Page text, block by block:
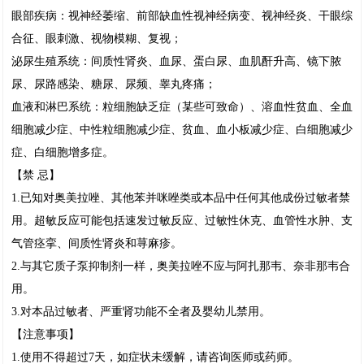
眼部疾病：视神经萎缩、前部缺血性视神经病变、视神经炎、干眼综
合征、眼刺激、视物模糊、复视；
泌尿生殖系统：间质性肾炎、血尿、蛋白尿、血肌酐升高、镜下脓
尿、尿路感染、糖尿、尿频、睾丸疼痛；
血液和淋巴系统：粒细胞缺乏症（某些可致命）、溶血性贫血、全血
细胞减少症、中性粒细胞减少症、贫血、血小板减少症、白细胞减少
症、白细胞增多症。
【禁 忌】
1.已知对奥美拉唑、其他苯并咪唑类或本品中任何其他成份过敏者禁
用。超敏反应可能包括速发过敏反应、过敏性休克、血管性水肿、支
气管痉挛、间质性肾炎和荨麻疹。
2.与其它质子泵抑制剂一样，奥美拉唑不应与阿扎那韦、奈非那韦合
用。
3.对本品过敏者、严重肾功能不全者及婴幼儿禁用。
【注意事项】
1.使用不得超过7天，如症状未缓解，请咨询医师或药师。